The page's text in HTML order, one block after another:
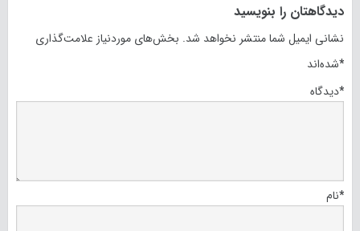
دیدگاهتان را بنویسید
نشانی ایمیل شما منتشر نخواهد شد. بخش‌های موردنیاز علامت‌گذاری
شده‌اند*
دیدگاه*
نام*